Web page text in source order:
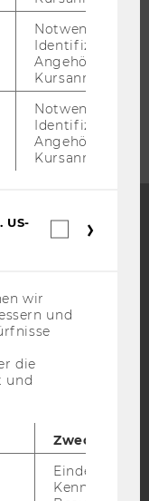
Bluesky
WEBSEITE
Notwendig zur
Identifizierung
Angehörige/r für
Kursanmeldung.
Notwendig zur
Identifizierung
Angehörige/r für
Kursanmeldung.
US-
wir
und
die
und
Zweck
Eindeutige